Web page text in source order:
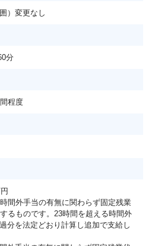
）変更なし
分
程度
間外手当の有無に関わらず固定残業
るものです。23時間を超える時間外
分を法定どおり計算し追加で支給し